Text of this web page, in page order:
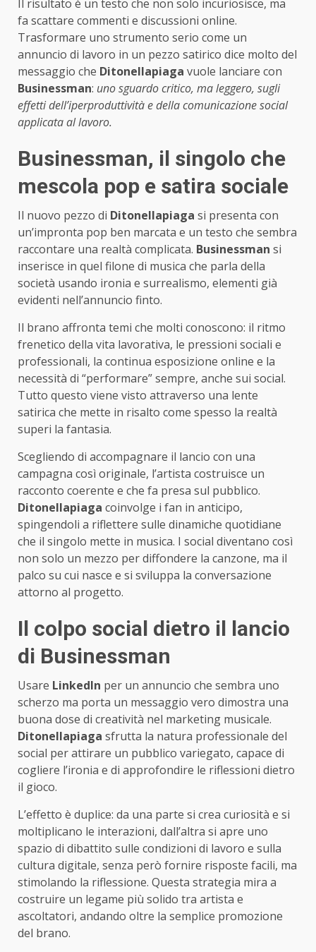
Il risultato è un testo che non solo incuriosisce, ma
fa scattare commenti e discussioni online.
Trasformare uno strumento serio come un
annuncio di lavoro in un pezzo satirico dice molto del
messaggio che Ditonellapiaga vuole lanciare con
Businessman: uno sguardo critico, ma leggero, sugli
effetti dell’iperproduttività e della comunicazione social
applicata al lavoro.
Businessman, il singolo che
mescola pop e satira sociale
Il nuovo pezzo di Ditonellapiaga si presenta con
un’impronta pop ben marcata e un testo che sembra
raccontare una realtà complicata. Businessman si
inserisce in quel filone di musica che parla della
società usando ironia e surrealismo, elementi già
evidenti nell’annuncio finto.
Il brano affronta temi che molti conoscono: il ritmo
frenetico della vita lavorativa, le pressioni sociali e
professionali, la continua esposizione online e la
necessità di “performare” sempre, anche sui social.
Tutto questo viene visto attraverso una lente
satirica che mette in risalto come spesso la realtà
superi la fantasia.
Scegliendo di accompagnare il lancio con una
campagna così originale, l’artista costruisce un
racconto coerente e che fa presa sul pubblico.
Ditonellapiaga coinvolge i fan in anticipo,
spingendoli a riflettere sulle dinamiche quotidiane
che il singolo mette in musica. I social diventano così
non solo un mezzo per diffondere la canzone, ma il
palco su cui nasce e si sviluppa la conversazione
attorno al progetto.
Il colpo social dietro il lancio
di Businessman
Usare LinkedIn per un annuncio che sembra uno
scherzo ma porta un messaggio vero dimostra una
buona dose di creatività nel marketing musicale.
Ditonellapiaga sfrutta la natura professionale del
social per attirare un pubblico variegato, capace di
cogliere l’ironia e di approfondire le riflessioni dietro
il gioco.
L’effetto è duplice: da una parte si crea curiosità e si
moltiplicano le interazioni, dall’altra si apre uno
spazio di dibattito sulle condizioni di lavoro e sulla
cultura digitale, senza però fornire risposte facili, ma
stimolando la riflessione. Questa strategia mira a
costruire un legame più solido tra artista e
ascoltatori, andando oltre la semplice promozione
del brano.